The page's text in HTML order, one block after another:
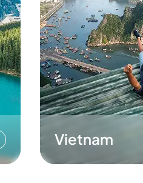
Vietnam